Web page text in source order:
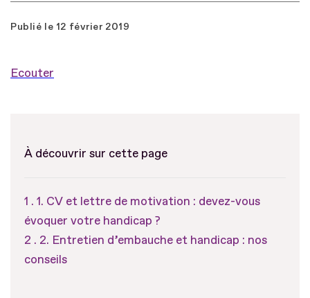
Publié le 12 février 2019
Ecouter
À découvrir sur cette page
1. CV et lettre de motivation : devez-vous
évoquer votre handicap ?
2. Entretien d’embauche et handicap : nos
conseils